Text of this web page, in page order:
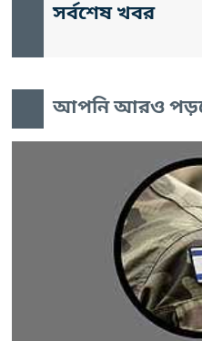
সর্বশেষ খবর
আপনি আরও